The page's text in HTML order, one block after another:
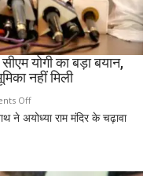
बदली,
नई
जिम्मेदारियां
घोषित
योगी का बड़ा बयान,
नहीं मिली
Offon
राम
मामले
ने अयोध्या राम मंदिर के चढ़ावा